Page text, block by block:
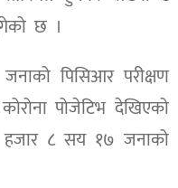
छ ।
पिसिआर परीक्षण
पोजेटिभ देखिएको
८ सय १७ जनाको